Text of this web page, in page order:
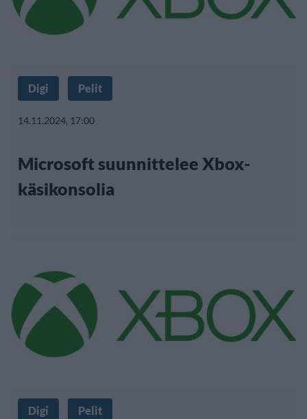
Digi Pelit
14.11.2024, 17:00
Microsoft suunnittelee Xbox-
käsikonsolia
Digi Pelit